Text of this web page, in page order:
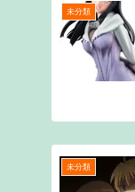
未分類
未分類